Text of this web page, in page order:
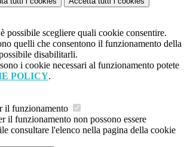
possibile scegliere quali cookie consentire.
quelli che consentono il funzionamento della
disabilitarli.
i cookie necessari al funzionamento potete
POLICY.
il funzionamento
il funzionamento non possono essere
consultare l'elenco nella pagina della cookie